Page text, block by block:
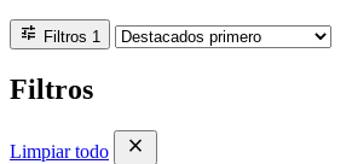
tune Filtros 1
Filtros
Limpiar todo close